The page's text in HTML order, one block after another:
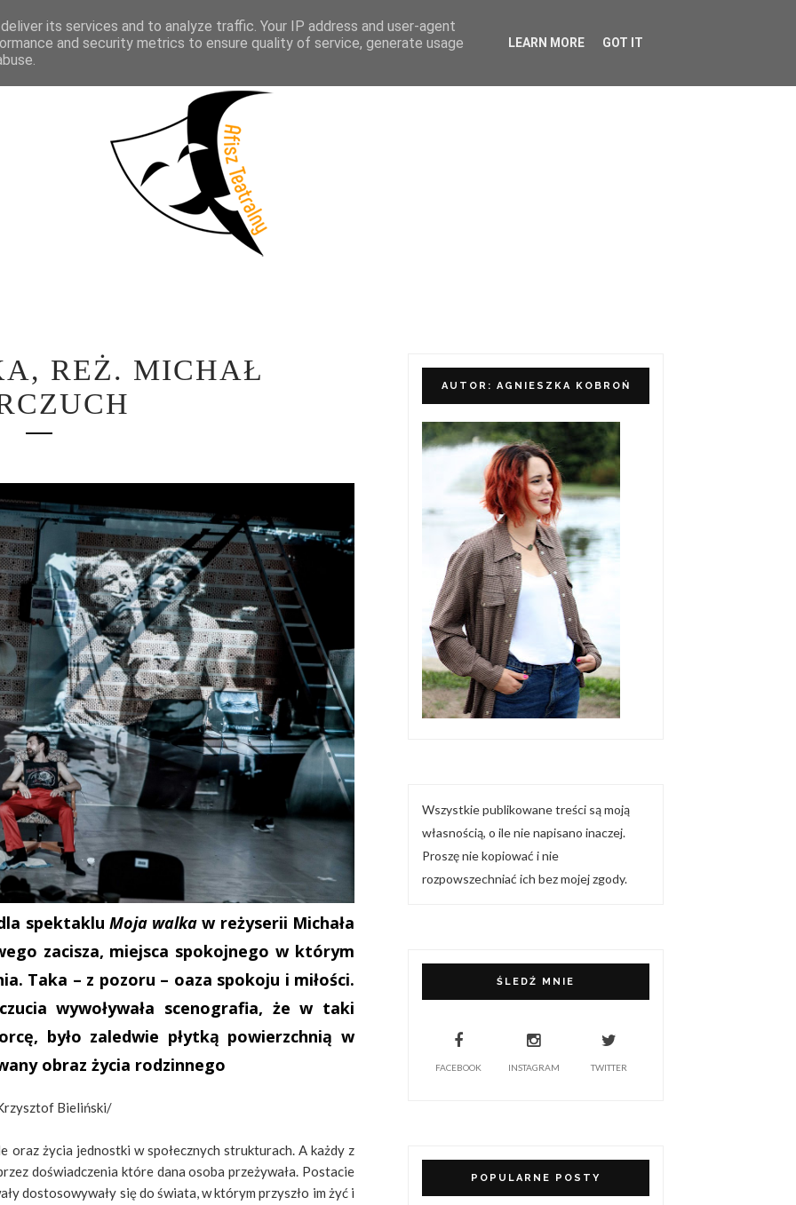
WYWIADY LITERATURA PRÓBY MEDIALNE WSPÓŁPRACA I KONTAKT
REŻ. MICHAŁ
spektaklu Moja walka w reżyserii Michała
zacisza, miejsca spokojnego w którym
Taka – z pozoru – oaza spokoju i miłości.
wywoływała scenografia, że w taki
było zaledwie płytką powierzchnią w
obraz życia rodzinnego
Bieliński/
oraz życia jednostki w społecznych strukturach. A każdy z
doświadczenia które dana osoba przeżywała. Postacie
dostosowywały się do świata, w którym przyszło im żyć i
AUTOR: AGNIESZKA KOBROŃ
Wszystkie publikowane treści są moją
własnością, o ile nie napisano inaczej.
Proszę nie kopiować i nie
rozpowszechniać ich bez mojej zgody.
ŚLEDŹ MNIE
FACEBOOK INSTAGRAM TWITTER
POPULARNE POSTY
its services and to analyze traffic. Your IP address and user-agent
and security metrics to ensure quality of service, generate usage
LEARN MORE GOT IT